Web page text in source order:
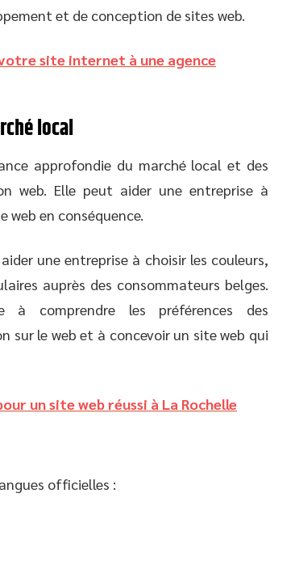
et de conception de sites web.
site internet à une agence
local
approfondie du marché local et des
web. Elle peut aider une entreprise à
web en conséquence.
une entreprise à choisir les couleurs,
auprès des consommateurs belges.
à comprendre les préférences des
sur le web et à concevoir un site web qui
un site web réussi à La Rochelle
officielles :